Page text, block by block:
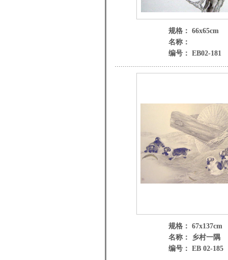
规格： 66x65cm
名称：
编号： EB02-181
规格： 67x137cm
名称： 乡村一隅
编号： EB 02-185